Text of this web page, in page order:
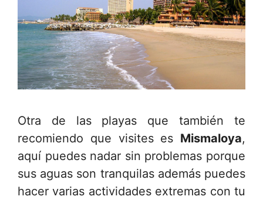
Otra de las playas que también te
recomiendo que visites es Mismaloya,
aquí puedes nadar sin problemas porque
sus aguas son tranquilas además puedes
hacer varias actividades extremas con tu